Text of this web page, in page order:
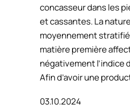
concasseur dans les
et cassantes. La
moyennement
matière première
négativement l’indice
Afin d’avoir une
03.10.2024